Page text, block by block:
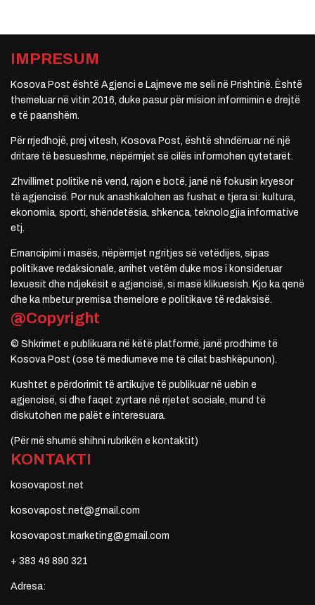
IMPRESUM
Kosova Post është Agjenci e Lajmeve me seli në Prishtinë. Është
themeluar në vitin 2016, duke pasur për mision informimin e drejtë
e të paanshëm.
Për rrjedhojë, prej vitesh, Kosova Post, është shndërruar në një
dritare të besueshme, nëpërmjet së cilës informohen qytetarët.
Zhvillimet politike në vend, rajon e botë, janë në fokusin kryesor
të agjencisë. Por nuk anashkalohen as fushat e tjera si: kultura,
ekonomia, sporti, shëndetësia, shkenca, teknologjia informative
etj.
Emancipimi i masës, nëpërmjet ngritjes së vetëdijes, sipas
politikave redaksionale, arrihet vetëm duke mos i konsideruar
lexuesit dhe ndjekësit e agjencisë, si masë klikuesish. Kjo ka qenë
dhe ka mbetur premisa themelore e politikave të redaksisë.
@Copyright
© Shkrimet e publikuara në këtë platformë, janë prodhime të
Kosova Post (ose të mediumeve me të cilat bashkëpunon).
Kushtet e përdorimit të artikujve të publikuar në uebin e
agjencisë, si dhe faqet zyrtare në rrjetet sociale, mund të
diskutohen me palët e interesuara.
(Për më shumë shihni rubrikën e kontaktit)
KONTAKTI
kosovapost.net
kosovapost.net@gmail.com
kosovapost.marketing@gmail.com
+ 383 49 890 321
Adresa: